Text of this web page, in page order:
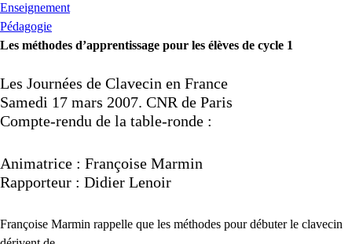
Enseignement
Pédagogie
Les méthodes d’apprentissage pour les élèves de cycle 1
Les Journées de Clavecin en France
Samedi 17 mars 2007. CNR de Paris
Compte-rendu de la table-ronde :
Animatrice : Françoise Marmin
Rapporteur : Didier Lenoir
Françoise Marmin rappelle que les méthodes pour débuter le clavecin